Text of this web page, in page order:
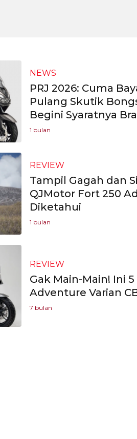
NEWS
PRJ 2026: Cuma
Pulang Skutik
Begini Syaratnya
1 bulan
REVIEW
Tampil Gagah dan
QJMotor Fort 250
Diketahui
1 bulan
REVIEW
Gak Main-Main! Ini
Adventure Varian
7 bulan